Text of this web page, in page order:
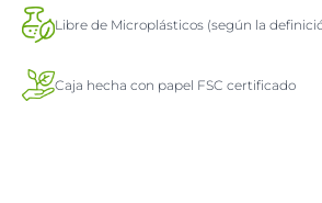
Libre de Microplásticos (según la
Caja hecha con papel FSC certificado